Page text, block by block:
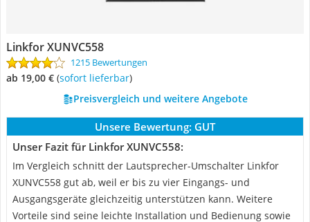
Linkfor XUNVC558
1215 Bewertungen
ab 19,00 € ( Sofort lieferbar)
Preisvergleich und weitere Angebote
Unsere Bewertung: GUT
Unser Fazit für Linkfor XUNVC558:
Im Vergleich schnitt der Lautsprecher-Umschalter Linkfor
XUNVC558 gut ab, weil er bis zu vier Eingangs- und
Ausgangsgeräte gleichzeitig unterstützen kann. Weitere
Vorteile sind seine leichte Installation und Bedienung sowie